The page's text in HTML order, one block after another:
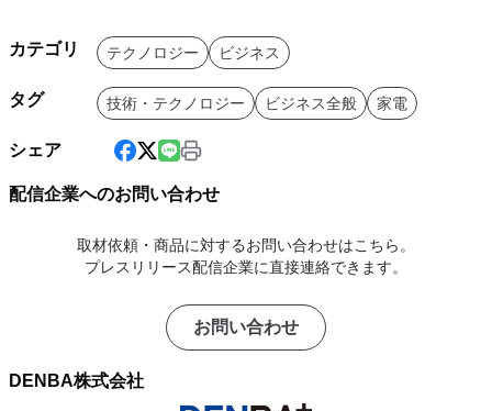
カテゴリ テクノロジー ビジネス
タグ 技術・テクノロジー ビジネス全般 家電
シェア
配信企業へのお問い合わせ
取材依頼・商品に対するお問い合わせはこちら。
プレスリリース配信企業に直接連絡できます。
お問い合わせ
DENBA株式会社